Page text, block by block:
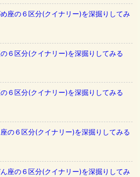
座の６区分(クイナリー)を深掘りしてみ
６区分(クイナリー)を深掘りしてみる
６区分(クイナリー)を深掘りしてみる
の６区分(クイナリー)を深掘りしてみる
座の６区分(クイナリー)を深掘りしてみ